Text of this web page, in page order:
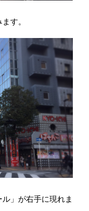
す。
」が右手に現れま